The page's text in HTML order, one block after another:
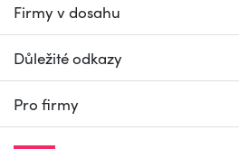
Firmy v dosahu
Důležité odkazy
Pro firmy